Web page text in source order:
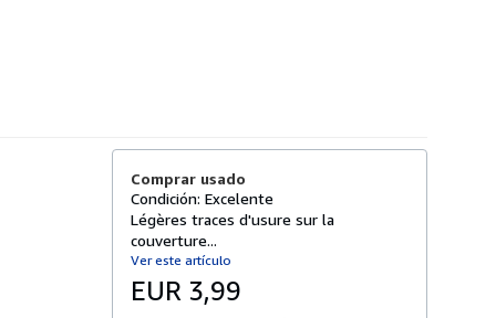
Comprar usado
Condición: Excelente
Légères traces d'usure sur la
couverture...
Ver este artículo
EUR 3,99